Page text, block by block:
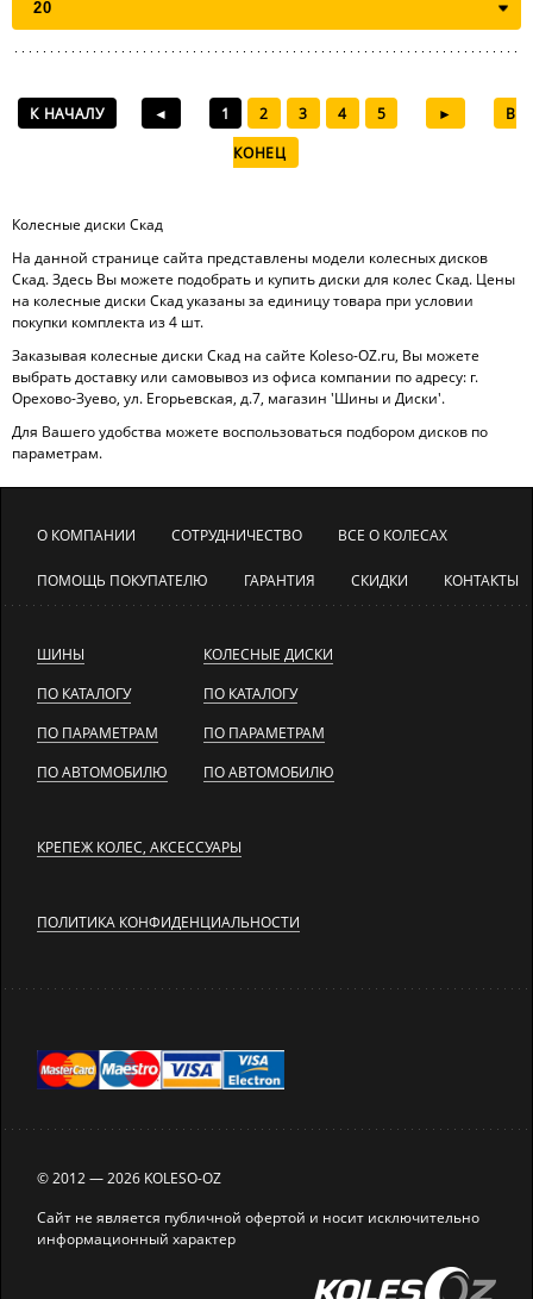
К НАЧАЛУ ◄ 1 2 3 4 5 ► В
КОНЕЦ
Колесные диски Скад
На данной странице сайта представлены модели колесных дисков
Скад. Здесь Вы можете подобрать и купить диски для колес Скад. Цены
на колесные диски Скад указаны за единицу товара при условии
покупки комплекта из 4 шт.
Заказывая колесные диски Скад на сайте Koleso-OZ.ru, Вы можете
выбрать доставку или самовывоз из офиса компании по адресу: г.
Орехово-Зуево, ул. Егорьевская, д.7, магазин 'Шины и Диски'.
Для Вашего удобства можете воспользоваться подбором дисков по
параметрам.
О КОМПАНИИ СОТРУДНИЧЕСТВО ВСЕ О КОЛЕСАХ
ПОМОЩЬ ПОКУПАТЕЛЮ ГАРАНТИЯ СКИДКИ КОНТАКТЫ
ШИНЫ
ПО КАТАЛОГУ
ПО ПАРАМЕТРАМ
ПО АВТОМОБИЛЮ
КОЛЕСНЫЕ ДИСКИ
ПО КАТАЛОГУ
ПО ПАРАМЕТРАМ
ПО АВТОМОБИЛЮ
КРЕПЕЖ КОЛЕС, АКСЕССУАРЫ
ПОЛИТИКА КОНФИДЕНЦИАЛЬНОСТИ
© 2012 — 2026 KOLESO-OZ
Сайт не является публичной офертой и носит исключительно
информационный характер